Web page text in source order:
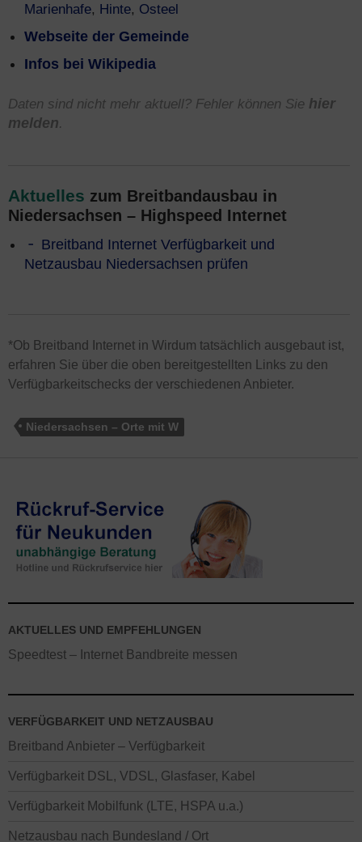
Marienhafe, Hinte, Osteel
Webseite der Gemeinde
Infos bei Wikipedia
Daten sind nicht mehr aktuell? Fehler können Sie hier
melden.
Aktuelles zum Breitbandausbau in
Niedersachsen – Highspeed Internet
Breitband Internet Verfügbarkeit und
Netzausbau Niedersachsen prüfen
*Ob Breitband Internet in Wirdum tatsächlich ausgebaut ist,
erfahren Sie über die oben bereitgestellten Links zu den
Verfügbarkeitschecks der verschiedenen Anbieter.
Niedersachsen – Orte mit W
AKTUELLES UND EMPFEHLUNGEN
Speedtest – Internet Bandbreite messen
VERFÜGBARKEIT UND NETZAUSBAU
Breitband Anbieter – Verfügbarkeit
Verfügbarkeit DSL, VDSL, Glasfaser, Kabel
Verfügbarkeit Mobilfunk (LTE, HSPA u.a.)
Netzausbau nach Bundesland / Ort